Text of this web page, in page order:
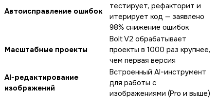
Автоисправление ошибок
тестирует, рефакторит и
итерирует код — заявлено
98% снижение ошибок
Масштабные проекты
Bolt V2 обрабатывает
проекты в 1000 раз крупнее,
чем первая версия
AI-редактирование
изображений
Встроенный AI-инструмент
для работы с
изображениями (Pro и выше)